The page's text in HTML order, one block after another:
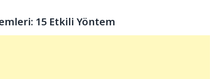
15 Etkili Yöntem